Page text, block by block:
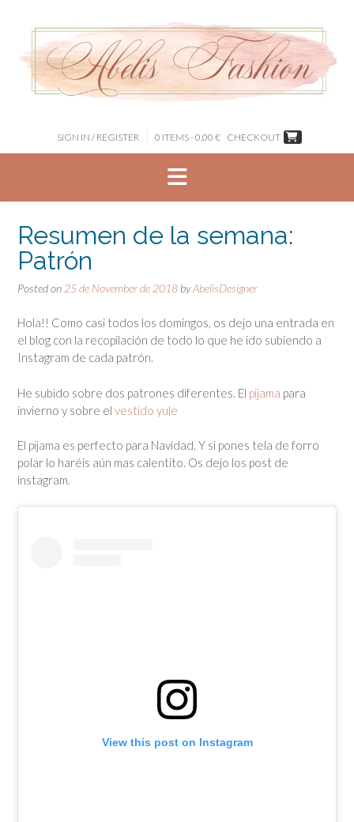
SIGN IN / REGISTER 0 ITEMS - 0,00 € CHECKOUT
Resumen de la semana:
Patrón
Posted on 25 de November de 2018 byAbelisDesigner
Hola!! Como casi todos los domingos, os dejo una entrada en
el blog con la recopilación de todo lo que he ido subiendo a
Instagram de cada patrón.
He subido sobre dos patrones diferentes. El pijama para
invierno y sobre el vestido yule
El pijama es perfecto para Navidad. Y si pones tela de forro
polar lo haréis aún mas calentito. Os dejo los post de
instagram.
View this post on Instagram